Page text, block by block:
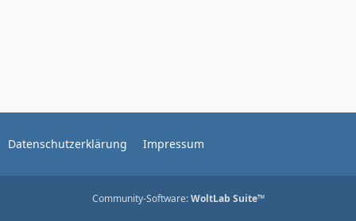
Datenschutzerklärung Impressum
Community-Software:WoltLab Suite™